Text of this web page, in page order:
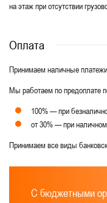
на этаж при отсутствии
Оплата
Принимаем наличные
Мы работаем по предоплате
100% — при
от 30% — при
Принимаем все виды
С бюджетными